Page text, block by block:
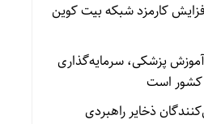
کارمزد شبکه بیت کوین
پزشکی، سرمایه‌گذاری
کشور است
ذخایر راهبردی